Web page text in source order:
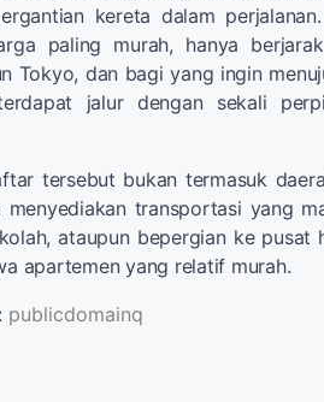
kereta dalam
paling murah, hanya
Tokyo, dan bagi yang ingin
jalur dengan sekali
tersebut bukan termasuk
menyediakan transportasi yang
ataupun bepergian ke pusat
apartemen yang relatif murah.
: publicdomainq